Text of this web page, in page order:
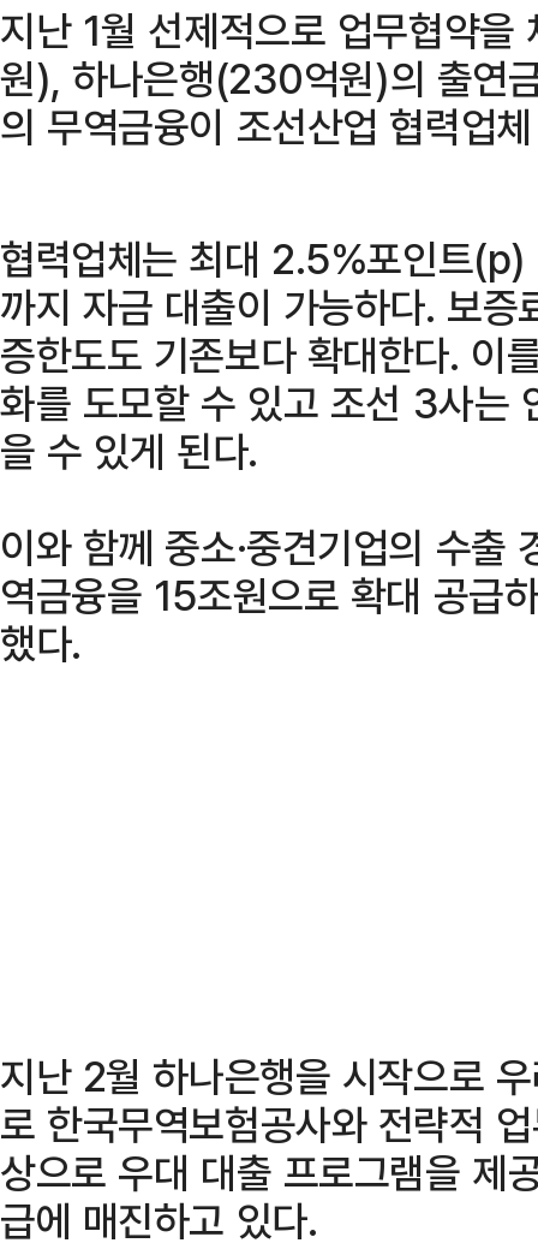
지난 1월 선제적으로 업무협약
원), 하나은행(230억원)의 출연
의 무역금융이 조선산업 협력업
협력업체는 최대 2.5%포인트
까지 자금 대출이 가능하다. 보
증한도도 기존보다 확대한다. 이
화를 도모할 수 있고 조선 3사는
을 수 있게 된다.
이와 함께 중소·중견기업의 수출
역금융을 15조원으로 확대 공급
했다.
지난 2월 하나은행을 시작으로
로 한국무역보험공사와 전략적
상으로 우대 대출 프로그램을 제
급에 매진하고 있다.